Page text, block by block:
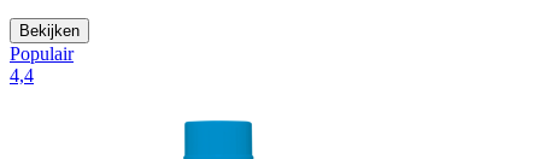
Bekijken
Populair
4,4